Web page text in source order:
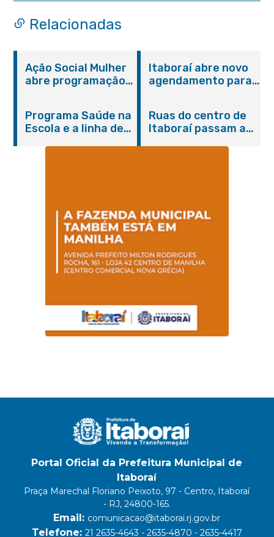
Relacionadas
Ação Social Mulher
abre programação
serviços gratuitos e
orientações
Itaboraí abre novo
agendamento para
Programa Saúde na
Escola e a linha de
Magalhães Seabra
Ruas do centro de
Itaboraí passam a
Portal Oficial da Prefeitura Municipal de
Itaboraí
Praça Marechal Floriano Peixoto, 97 - Centro, Itaboraí
- RJ, 24800-165.
Email: comunicacao@itaborai.rj.gov.br
Telefone: 21 2635-4643 - 2635-4870 - 2635-4417